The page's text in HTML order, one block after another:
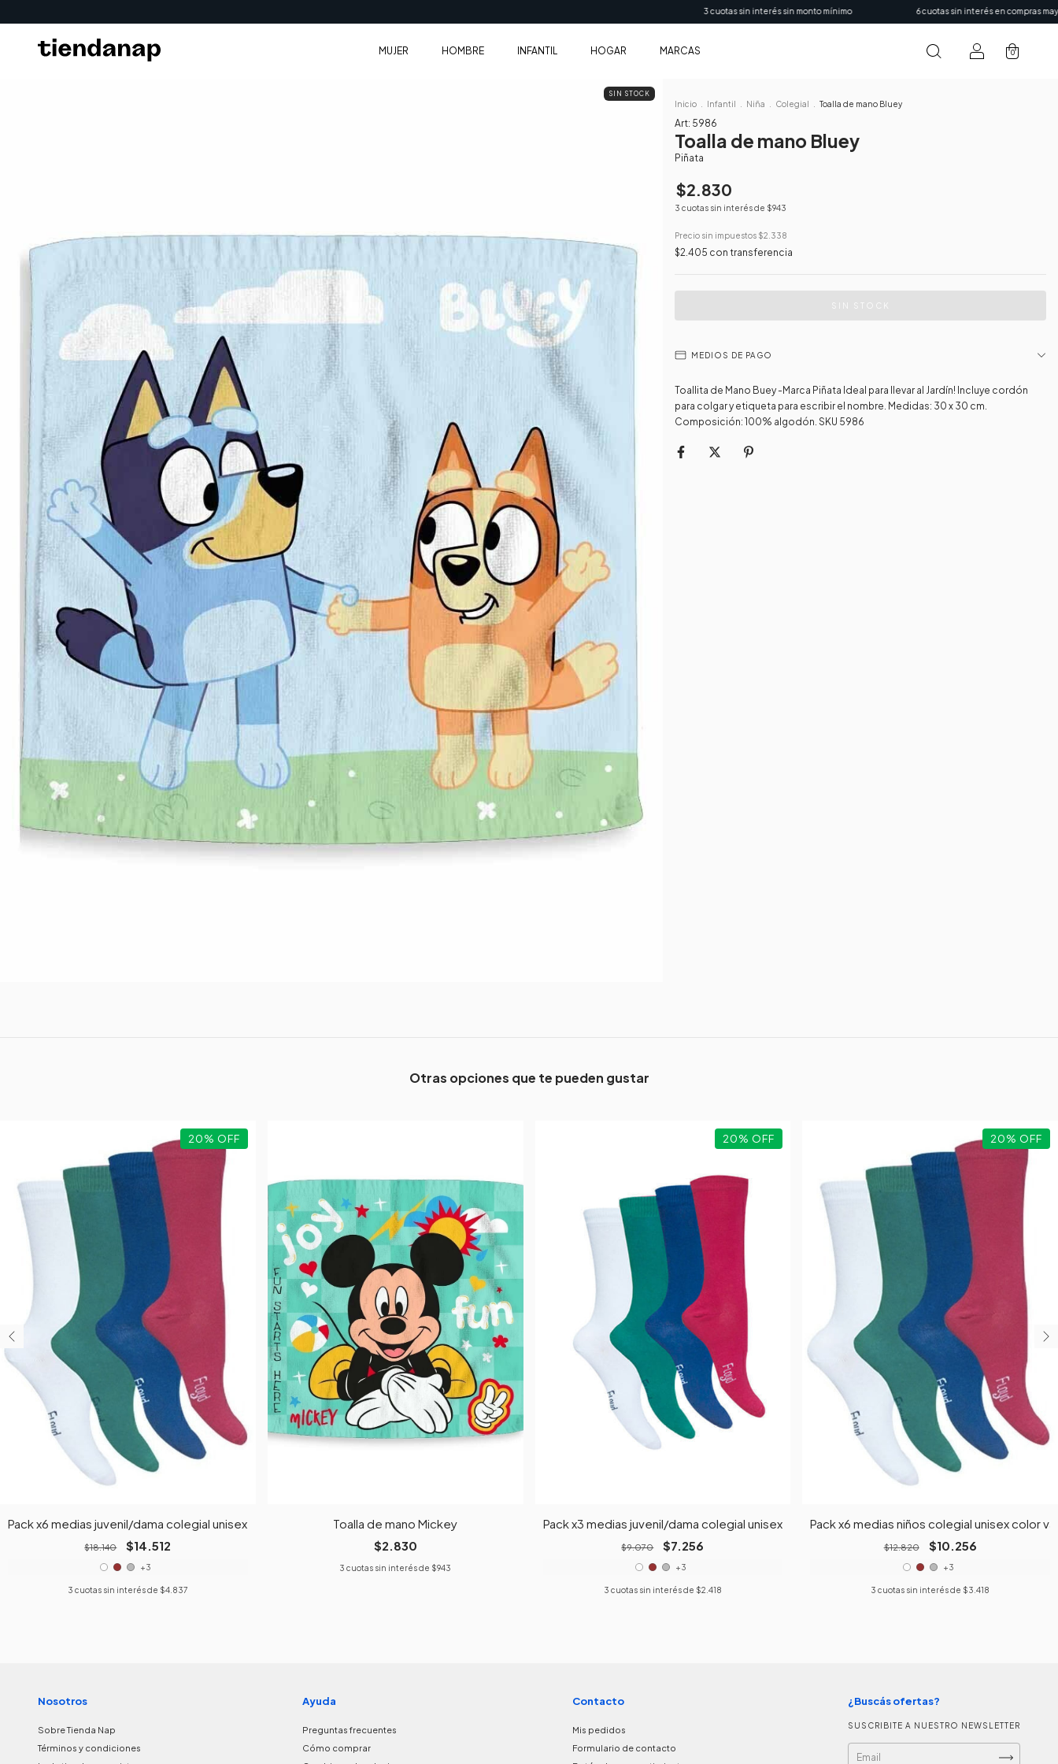
3 cuotas sin interés sin monto mínimo 6 cuotas sin interés en compras mayores a $150.000
MUJER HOMBRE INFANTIL HOGAR MARCAS 0
SIN STOCK
Inicio Infantil Niña Colegial Toalla de mano Bluey
Art: 5986
Toalla de mano Bluey
Piñata
$2.830
3 cuotas sin interés de $943
Precio sin impuestos $2.338
$2.405 con transferencia
MEDIOS DE PAGO
Toallita de Mano Buey -Marca Piñata Ideal para llevar al Jardín! Incluye cordón
para colgar y etiqueta para escribir el nombre. Medidas: 30 x 30 cm.
Composición: 100% algodón. SKU 5986
Otras opciones que te pueden gustar
20% OFF
Pack x6 medias juvenil/dama colegial unisex color varios
$18.140 $14.512
+3
3 cuotas sin interés de $4.837
Toalla de mano Mickey
$2.830
3 cuotas sin interés de $943
20% OFF
Pack x3 medias juvenil/dama colegial unisex color varios
$9.070 $7.256
+3
3 cuotas sin interés de $2.418
20% OFF
Pack x6 medias niños colegial unisex color
$12.820 $10.256
+3
3 cuotas sin interés de $3.418
Nosotros
Sobre Tienda Nap
Términos y condiciones
Ayuda
Preguntas frecuentes
Cómo comprar
Contacto
Mis pedidos
Formulario de contacto
¿Buscás ofertas?
SUSCRIBITE A NUESTRO NEWSLETTER